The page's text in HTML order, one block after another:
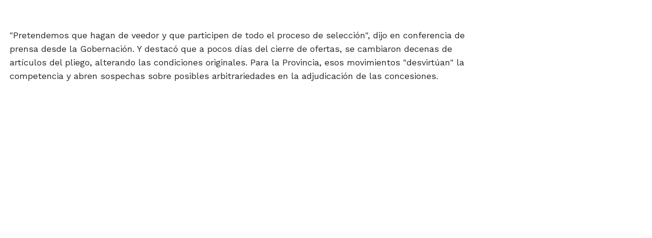
"Pretendemos que hagan de veedor y que participen de todo el proceso de selección", dijo en conferencia de
prensa desde la Gobernación. Y destacó que a pocos días del cierre de ofertas, se cambiaron decenas de
artículos del pliego, alterando las condiciones originales. Para la Provincia, esos movimientos "desvirtúan" la
competencia y abren sospechas sobre posibles arbitrariedades en la adjudicación de las concesiones.